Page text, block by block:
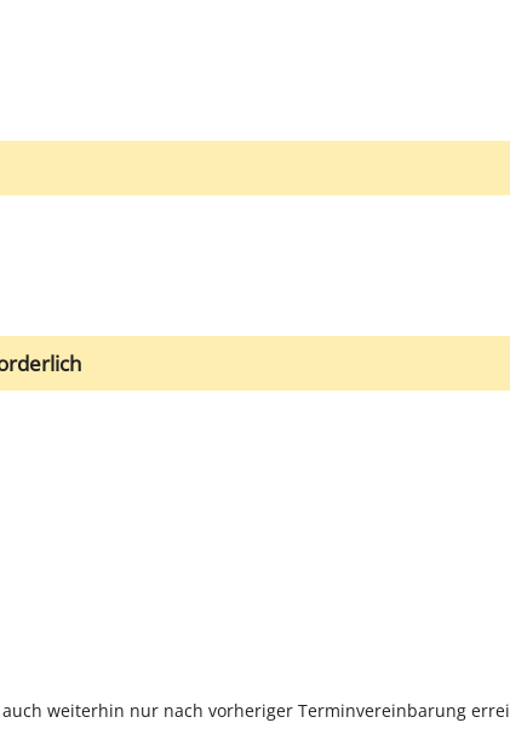
weiterhin nur nach vorheriger Terminvereinbarung